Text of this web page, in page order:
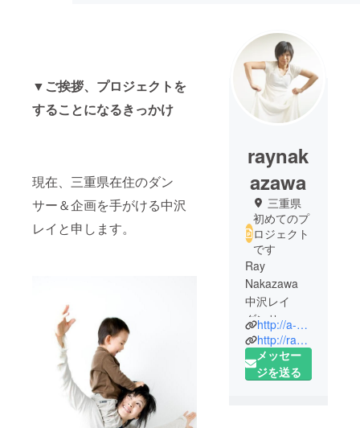
▼ご挨拶、プロジェクトを
することになるきっかけ
現在、三重県在住のダン
サー＆企画を手がける中沢
レイと申します。
raynak
azawa
三重県
初めてのプ
ロジェクト
です
Ray
Nakazawa
中沢レイ
ダンサー・
振付/演出
家・ヨガイ
ンストラク
http://a-kugel.net/odoriba/
http://rayorb0209.wixsite.com/raynakazawa
メッセー
ジを送る